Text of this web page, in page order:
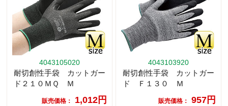
4043105020
耐切創性手袋 カットガー
ド２１０ＭＱ Ｍ
販売価格： 1,012円
4043103920
耐切創性手袋 カットガー
ド Ｆ１３０ Ｍ
販売価格： 957円